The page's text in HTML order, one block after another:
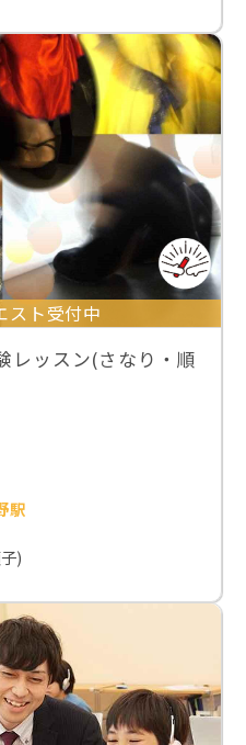
スト受付中
レッスン(さなり・順
駅
)